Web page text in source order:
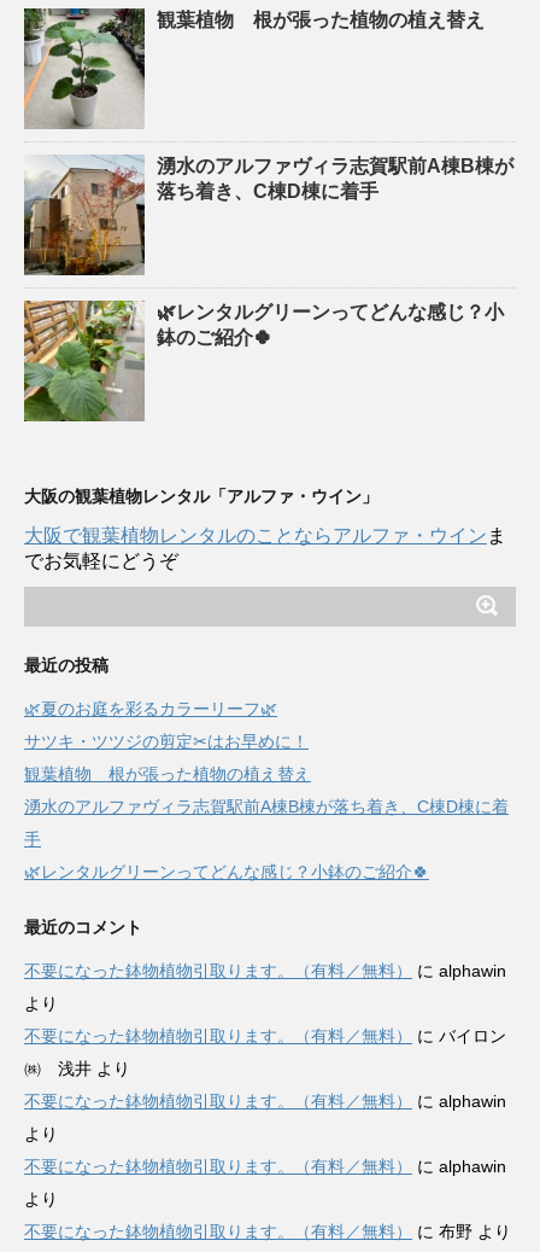
観葉植物 根が張った植物の植え替え
湧水のアルファヴィラ志賀駅前A棟B棟が
落ち着き、C棟D棟に着手
🌿レンタルグリーンってどんな感じ？小
鉢のご紹介🍀
大阪の観葉植物レンタル「アルファ・ウイン」
大阪で観葉植物レンタルのことならアルファ・ウイン ま
でお気軽にどうぞ
最近の投稿
🌿夏のお庭を彩るカラーリーフ🌿
サツキ・ツツジの剪定✂はお早めに！
観葉植物 根が張った植物の植え替え
湧水のアルファヴィラ志賀駅前A棟B棟が落ち着き、C棟D棟に着
手
🌿レンタルグリーンってどんな感じ？小鉢のご紹介🍀
最近のコメント
不要になった鉢物植物引取ります。（有料／無料） に alphawin
より
不要になった鉢物植物引取ります。（有料／無料）
に バイロン
㈱ 浅井 より
不要になった鉢物植物引取ります。（有料／無料）
に alphawin
より
不要になった鉢物植物引取ります。（有料／無料）
に alphawin
より
不要になった鉢物植物引取ります。（有料／無料）
に 布野 より